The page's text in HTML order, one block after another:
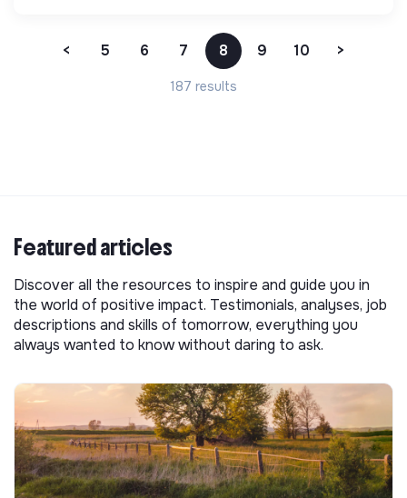
< 5 6 7 8 9 10 >
187 results
Featured articles
Discover all the resources to inspire and guide you in
the world of positive impact. Testimonials, analyses, job
descriptions and skills of tomorrow, everything you
always wanted to know without daring to ask.